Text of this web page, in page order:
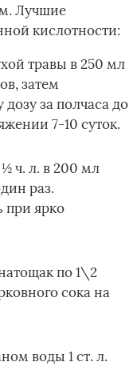
Лучшие
кислотности:
травы в 250 мл
затем
за полчаса до
7-10 суток.
ч. л. в 200 мл
раз.
при ярко
по 1\2
сока на
воды 1 ст. л.